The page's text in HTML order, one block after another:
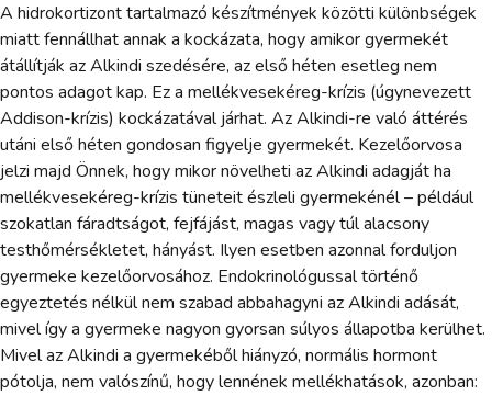
A hidrokortizont tartalmazó készítmények közötti különbségek
miatt fennállhat annak a kockázata, hogy amikor gyermekét
átállítják az Alkindi szedésére, az első héten esetleg nem
pontos adagot kap. Ez a mellékvesekéreg-krízis (úgynevezett
Addison-krízis) kockázatával járhat. Az Alkindi-re való áttérés
utáni első héten gondosan figyelje gyermekét. Kezelőorvosa
jelzi majd Önnek, hogy mikor növelheti az Alkindi adagját ha
mellékvesekéreg-krízis tüneteit észleli gyermekénél – például
szokatlan fáradtságot, fejfájást, magas vagy túl alacsony
testhőmérsékletet, hányást. Ilyen esetben azonnal forduljon
gyermeke kezelőorvosához. Endokrinológussal történő
egyeztetés nélkül nem szabad abbahagyni az Alkindi adását,
mivel így a gyermeke nagyon gyorsan súlyos állapotba kerülhet.
Mivel az Alkindi a gyermekéből hiányzó, normális hormont
pótolja, nem valószínű, hogy lennének mellékhatások, azonban: